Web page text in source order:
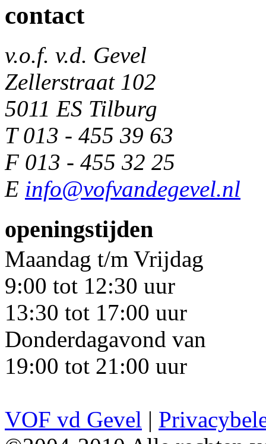
contact
v.o.f. v.d. Gevel
Zellerstraat 102
5011 ES Tilburg
T 013 - 455 39 63
F 013 - 455 32 25
E info@vofvandegevel.nl
openingstijden
Maandag t/m Vrijdag
9:00 tot 12:30 uur
13:30 tot 17:00 uur
Donderdagavond van
19:00 tot 21:00 uur
VOF vd Gevel |